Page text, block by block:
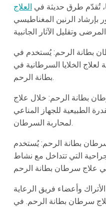
تُقدّم طرق حديثة في العلاج
بإرشاد الرنين المغناطيسي
بطانة الرحم: يُستخدم في
لعلاج الخلايا السرطانية في
بطانة الرحم.
بطانة الرحم: خلال علاج
الطبيعية للجهاز المناعي
لمحاربة السرطان.
بطانة الرحم: يُستخدم
التي تتداخل مع نشاط
وأعضاء فريق الرعاية
سرطان بطانة الرحم. في